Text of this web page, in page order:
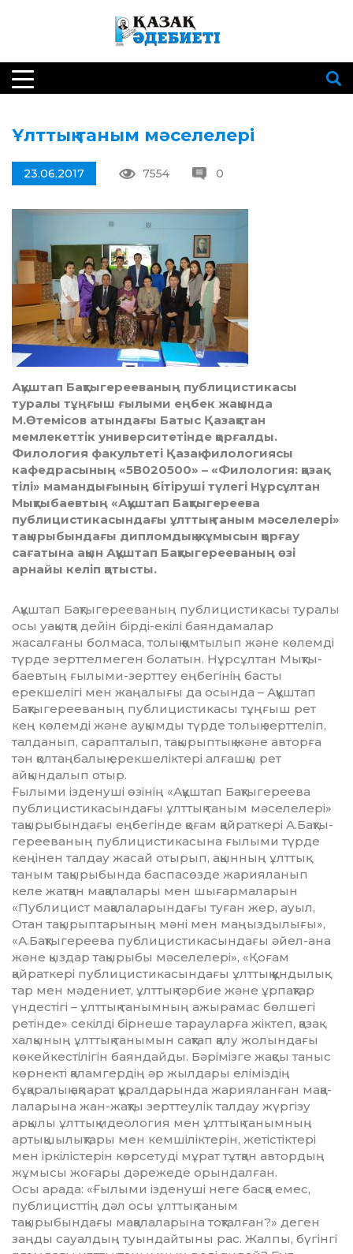
Ұлттық таным мәселелері
23.06.2017 7554 0
Ақұштап Бақтыгереева­ның публицистикасы
туралы тұңғыш ғылыми еңбек жақында
М.Өтемісов атындағы Батыс Қазақстан
мемлекеттік университе­тінде қорғалды.
Филология факультеті Қазақ филологиясы
кафедрасының «5В020500» – «Филология: қазақ
тілі» мамандығының бітіруші түлегі Нұрсұлтан
Мықтыбаевтың «Ақұштап Бақтыгереева
публицистикасындағы ұлттық таным мәселелері»
тақырыбындағы дипломдық жұмысын қорғау
сағатына ақын Ақұштап Бақтыгерееваның өзі
арнайы келіп қатысты.
Ақұштап Бақтыгерееваның пуб­ли­цис­тикасы туралы
осы уақытқа дейін бірді-екілі баяндамалар
жасалғаны болмаса, толық қамтылып және көлемді
түрде зерттелмеген болатын. Нұрсұлтан Мық­ты­
баевтың ғылыми-зерттеу ең­бе­гі­нің басты
ерекшелігі мен жаңалығы да осында – Ақұштап
Бақтыгерееваның публицистикасы тұңғыш рет
кең көлемді және ауқымды түрде толық зерттеліп,
тал­данып, сарапталып, тақырыптық және авторға
тән қолтаңбалық ерек­ше­ліктері алғашқы рет
айқындалып отыр.
Ғылыми ізденуші өзінің «Ақұштап Бақтыгереева
публицистикасындағы ұлттық таным мәселелері»
тақыры­бын­дағы еңбегінде қоғам қайраткері А.Бақ­ты­
герееваның публицистикасына ғы­лыми түрде
кеңінен талдау жасай отырып, ақынның ұлттық
таным тақырыбында баспасөзде жарияланып
келе жатқан мақалалары мен шығармаларын
«Публицист мақалаларындағы туған жер, ауыл,
Отан тақырыптарының мәні мен маңыз­дылығы»,
«А.Бақтыгереева публицисти­ка­сындағы әйел-ана
және қыздар та­қыры­бы мәселелері», «Қоғам
қайраткері пу­блицистикасындағы ұлттық құн­дылық­
тар мен мәдениет, ұлттық тәрбие және ұрпақтар
үндестігі – ұлттық таным­ның ажырамас бөлшегі
ретінде» секілді бірнеше тарауларға жіктеп, қазақ
хал­қының ұлттық танымын сақтап қалу жолындағы
көкейкестілігін баяндайды. Бәрімізге жақсы таныс
көрнекті қалам­гер­дің әр жылдары еліміздің
бұқаралық ақпарат құралдарында жарияланған ма­қа­
лаларына жан-жақты зерттеулік талдау жүргізу
арқылы ұлттық идеология мен ұлттық танымның
артықшылықтары мен кемшіліктерін, жетістіктері
мен ір­кі­ліс­терін көрсетуді мұрат тұтқан автор­дың
жұмысы жоғары дәрежеде орын­далған.
Осы арада: «Ғылыми ізденуші неге басқа емес,
публицисттің дәл осы ұлттық таным
тақырыбындағы мақалаларына тоқталған?» деген
заңды сауалдың туындайтыны рас. Жалпы, бүгінгі